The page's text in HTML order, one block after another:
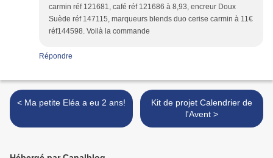
carmin réf 121681, café réf 121686 à 8,93, encreur Doux
Suède réf 147115, marqueurs blends duo cerise carmin à 11€
réf144598. Voilà la commande
Répondre
< Ma petite Eléa a eu 2 ans!
Kit de projet Calendrier de
l'Avent >